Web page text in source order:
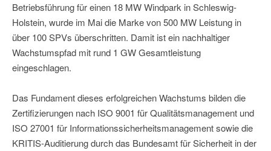
Betriebsführung für einen 18 MW Windpark in Schleswig-
Holstein, wurde im Mai die Marke von 500 MW Leistung in
über 100 SPVs überschritten. Damit ist ein nachhaltiger
Wachstumspfad mit rund 1 GW Gesamtleistung
eingeschlagen.
Das Fundament dieses erfolgreichen Wachstums bilden die
Zertifizierungen nach ISO 9001 für Qualitätsmanagement und
ISO 27001 für Informationssicherheitsmanagement sowie die
KRITIS-Auditierung durch das Bundesamt für Sicherheit in der